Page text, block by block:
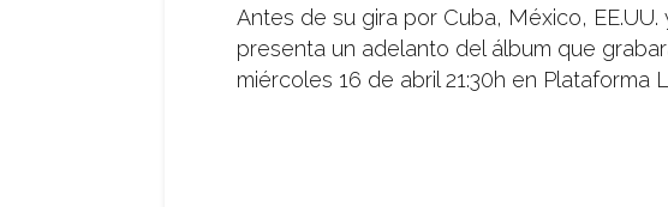
Antes de su gira por Cuba, México, EE.UU.
presenta un adelanto del álbum que
miércoles 16 de abril 21:30h en Plataforma